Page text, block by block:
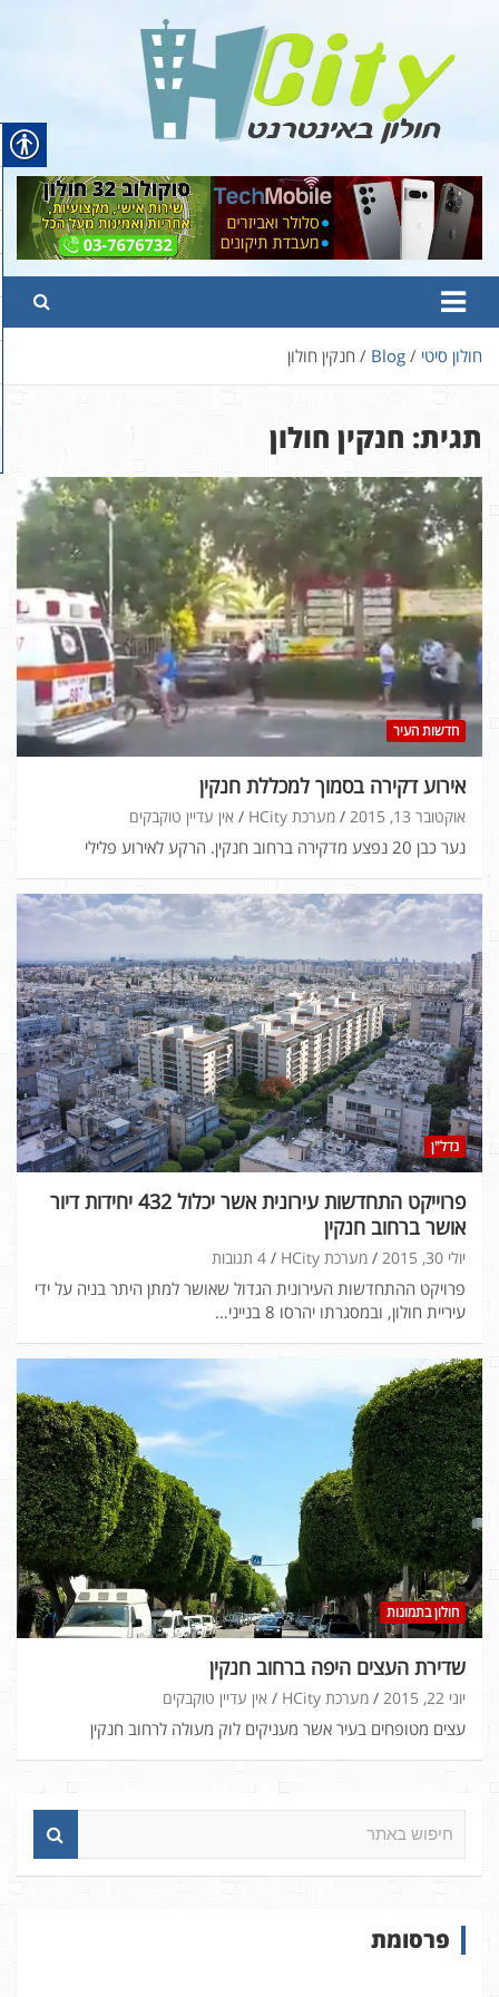
content
Hcity – חולון באינטרנט
פורטל החדשות והמידע של חולון
חולון סיטי Blog חנקין חולון
תגית: חנקין חולון
חדשות העיר
אירוע דקירה בסמוך למכללת חנקין
אוקטובר 13, 2015 מערכת HCity אין עדיין טוקבקים
נער כבן 20 נפצע מדקירה ברחוב חנקין. הרקע לאירוע פלילי
נדל"ן
פרוייקט התחדשות עירונית אשר יכלול 432 יחידות דיור
אושר ברחוב חנקין
יולי 30, 2015 מערכת HCity 4 תגובות
פרויקט ההתחדשות העירונית הגדול שאושר למתן היתר בניה על ידי
עיריית חולון, ובמסגרתו יהרסו 8 בנייני…
חולון בתמונות
שדירת העצים היפה ברחוב חנקין
יוני 22, 2015 מערכת HCity אין עדיין טוקבקים
עצים מטופחים בעיר אשר מעניקים לוק מעולה לרחוב חנקין
א
פרסומת